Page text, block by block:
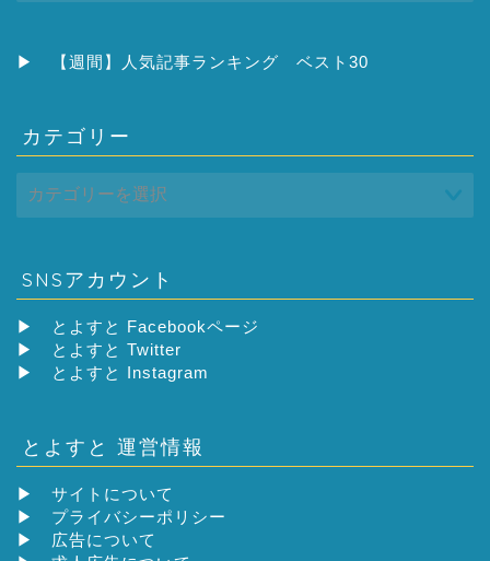
ブ
▶ 【週間】人気記事ランキング ベスト30
カテゴリー
SNSアカウント
▶
とよすと Facebookページ
▶
とよすと Twitter
▶
とよすと Instagram
とよすと 運営情報
▶ サイトについて
▶ プライバシーポリシー
▶ 広告について